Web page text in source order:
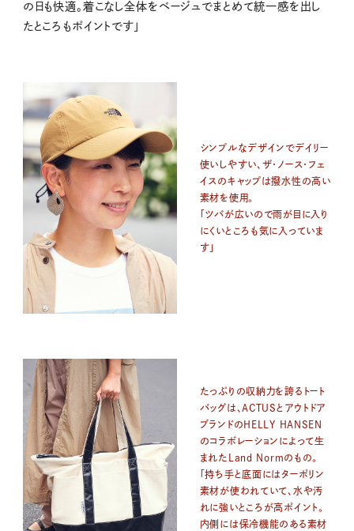
の日も快適。着こなし全体をベージュでまとめて統一感を出し
たところもポイントです」
シンプルなデザインでデイリー
使いしやすい、ザ・ノース・フェ
イスのキャップは撥水性の高い
素材を使用。
「ツバが広いので雨が目に入り
にくいところも気に入っていま
す」
たっぷりの収納力を誇るトート
バッグは、ACTUSとアウトドア
ブランドのHELLY HANSEN
のコラボレーションによって生
まれたLand Normのもの。
「持ち手と底面にはターポリン
素材が使われていて、水や汚
れに強いところが高ポイント。
内側には保冷機能のある素材